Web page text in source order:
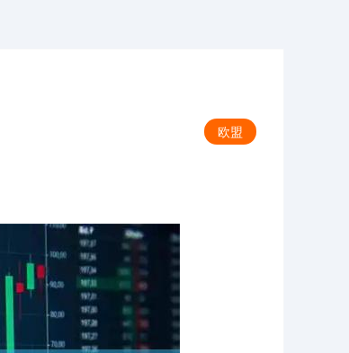
欧盟